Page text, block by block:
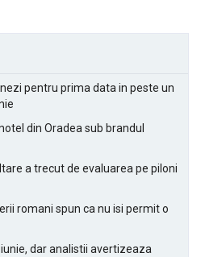
pentru prima data in peste un
din Oradea sub brandul
a trecut de evaluarea pe piloni
romani spun ca nu isi permit o
dar analistii avertizeaza